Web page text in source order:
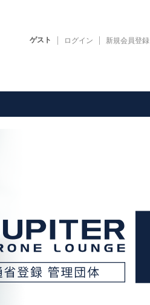
ゲスト ログイン 新規会員登録